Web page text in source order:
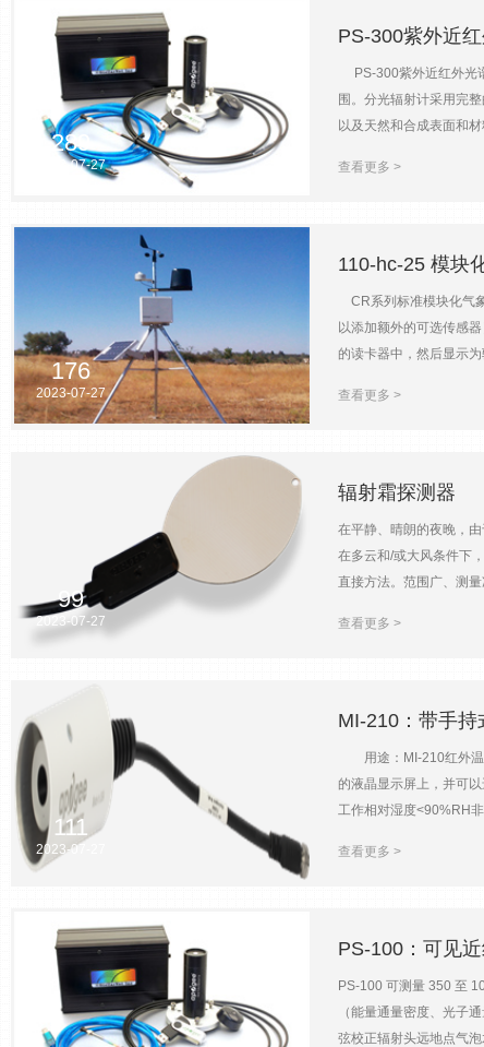
和通常开放联络记忆：
289
2023-07-27
PS-300紫外近
PS-300紫外近红外光
围。分光辐射计采用完
以及天然和合成表面和
·APOGEE 的余弦校
用：系统显示CIE制定
浓度标度，或者将之前
黑素原发生作用的时间
像差校正全息光栅，500
角）输出接口USB 2.0
查看更多 >
176
2023-07-27
110-hc-25 模块
CR系列标准模块化气
以添加额外的可选传感
的读卡器中，然后显示
至 +60°C）准确度：
查看更多 >
99
2023-07-27
辐射霜探测器
在平静、晴朗的夜晚，
在多云和/或大风条件下
直接方法。范围广、测
查看更多 >
111
2023-07-27
MI-210：带手
用途：MI-210红外温
的液晶显示屏上，并可
工作相对湿度<90%RH
寸手持读数表：
查看更多 >
PS-100：可见
PS-100 可测量 350 至
（能量通量密度、光子
弦校正辐射头远地点气